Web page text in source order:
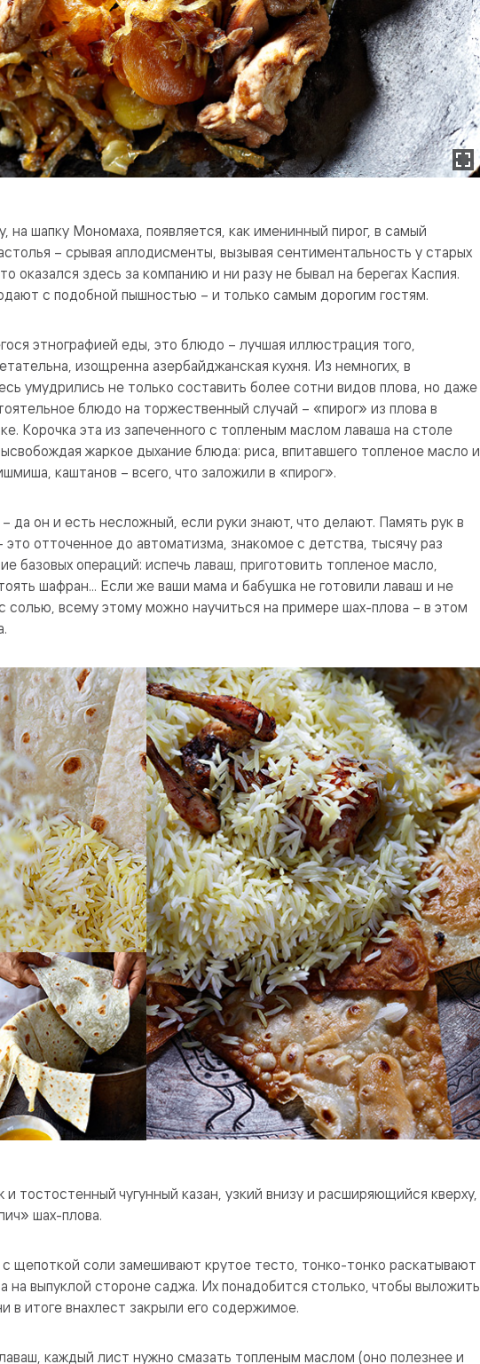
на шапку Мономаха, появляется, как именинный пирог, в самый
– срывая аплодисменты, вызывая сентиментальность у старых
оказался здесь за компанию и ни разу не бывал на берегах Каспия.
с подобной пышностью – и только самым дорогим гостям.
этнографией еды, это блюдо – лучшая иллюстрация того,
изощренна азербайджанская кухня. Из немногих, в
умудрились не только составить более сотни видов плова, но даже
блюдо на торжественный случай – «пирог» из плова в
Корочка эта из запеченного с топленым маслом лаваша на столе
жаркое дыхание блюда: риса, впитавшего топленое масло и
каштанов – всего, что заложили в «пирог».
да он и есть несложный, если руки знают, что делают. Память рук в
отточенное до автоматизма, знакомое с детства, тысячу раз
базовых операций: испечь лаваш, приготовить топленое масло,
шафран... Если же ваши мама и бабушка не готовили лаваш и не
солью, всему этому можно научиться на примере шах-плова – в этом
тостостенный чугунный казан, узкий внизу и расширяющийся кверху,
шах-плова.
щепоткой соли замешивают крутое тесто, тонко-тонко раскатывают
на выпуклой стороне саджа. Их понадобится столько, чтобы выложить
в итоге внахлест закрыли его содержимое.
каждый лист нужно смазать топленым маслом (оно полезнее и